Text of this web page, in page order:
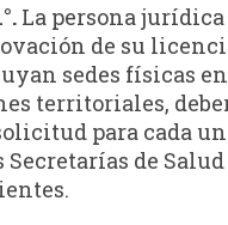
La persona
de su
sedes físicas
territoriales,
para cada
Secretarías de Salud